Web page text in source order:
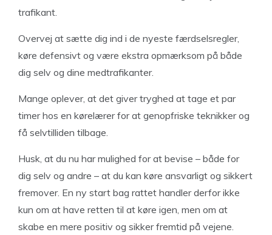
trafikant.
Overvej at sætte dig ind i de nyeste færdselsregler,
køre defensivt og være ekstra opmærksom på både
dig selv og dine medtrafikanter.
Mange oplever, at det giver tryghed at tage et par
timer hos en kørelærer for at genopfriske teknikker og
få selvtilliden tilbage.
Husk, at du nu har mulighed for at bevise – både for
dig selv og andre – at du kan køre ansvarligt og sikkert
fremover. En ny start bag rattet handler derfor ikke
kun om at have retten til at køre igen, men om at
skabe en mere positiv og sikker fremtid på vejene.